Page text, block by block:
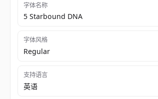
字体名称
5 Starbound DNA
字体风格
Regular
支持语言
英语